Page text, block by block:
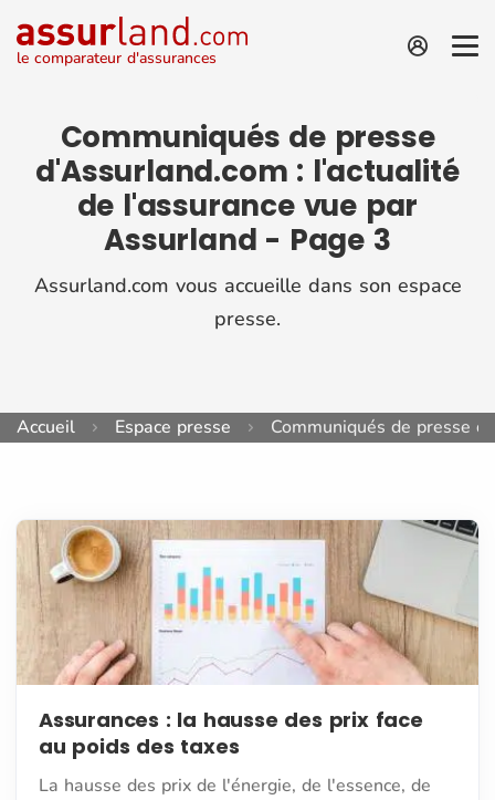
le comparateur d'assurances
Communiqués de presse
d'Assurland.com : l'actualité
de l'assurance vue par
Assurland - Page 3
Assurland.com vous accueille dans son espace
presse.
Accueil Espace presse Communiqués de presse
Assurances : la hausse des prix face
au poids des taxes
La hausse des prix de l'énergie, de l'essence, de